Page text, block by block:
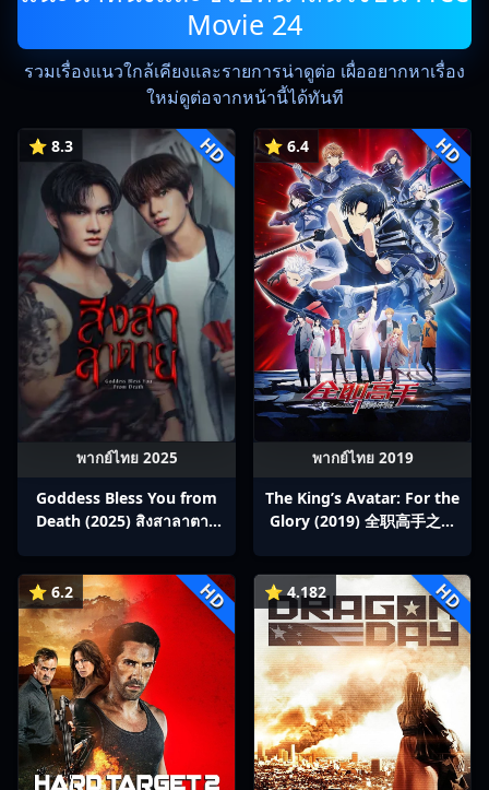
Movie 24
รวมเรื่องแนวใกล้เคียงและรายการน่าดูต่อ เผื่ออยากหาเรื่อง
ใหม่ดูต่อจากหน้านี้ได้ทันที
⭐ 8.3 HD
พากย์ไทย 2025
Goddess Bless You from
Death (2025) สิงสาลาตาย
⭐ 6.4 HD
พากย์ไทย 2019
The King’s Avatar: For the
Glory (2019) 全职高手之巅
⭐ 6.2 HD ⭐ 4.182 HD